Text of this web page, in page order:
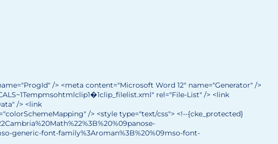
/> <meta content="Microsoft Word 12" name="Generator" />
rel="File-List" /> <link
/> <link
/> <style type="text/css"> <!--{cke_protected}
generic-font-family%3Aroman%3B%20%09mso-font-